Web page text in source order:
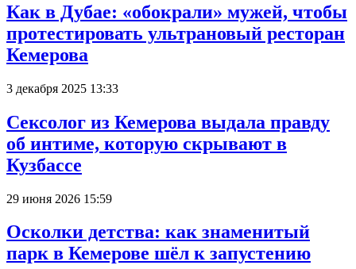
Как в Дубае: «обокрали» мужей, чтобы
протестировать ультрановый ресторан
Кемерова
3 декабря 2025 13:33
Сексолог из Кемерова выдала правду
об интиме, которую скрывают в
Кузбассе
29 июня 2026 15:59
Осколки детства: как знаменитый
парк в Кемерове шёл к запустению